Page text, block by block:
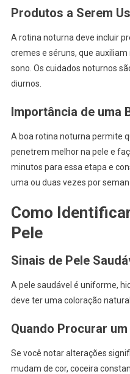
Produtos a Serem
A rotina noturna deve incluir
cremes e séruns, que
sono. Os cuidados noturnos
diurnos.
Importância de uma
A boa rotina noturna permite
penetrem melhor na pele e
minutos para essa etapa e
uma ou duas vezes por
Como
Pele
Sinais de Pele
A pele saudável é uniforme,
deve ter uma coloração
Quando Procurar
Se você notar alterações
mudam de cor, coceira